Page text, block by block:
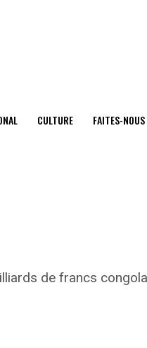
CULTURE FAITES-
de francs